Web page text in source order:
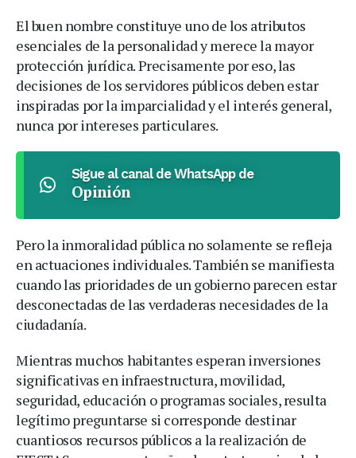
El buen nombre constituye uno de los atributos
esenciales de la personalidad y merece la mayor
protección jurídica. Precisamente por eso, las
decisiones de los servidores públicos deben estar
inspiradas por la imparcialidad y el interés general,
nunca por intereses particulares.
Sigue al canal de WhatsApp de
Opinión
Pero la inmoralidad pública no solamente se refleja
en actuaciones individuales. También se manifiesta
cuando las prioridades de un gobierno parecen estar
desconectadas de las verdaderas necesidades de la
ciudadanía.
Mientras muchos habitantes esperan inversiones
significativas en infraestructura, movilidad,
seguridad, educación o programas sociales, resulta
legítimo preguntarse si corresponde destinar
cuantiosos recursos públicos a la realización de